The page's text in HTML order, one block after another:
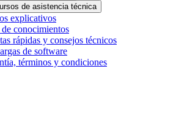
de asistencia técnica
explicativos
de conocimientos
rápidas y consejos técnicos
de software
términos y condiciones